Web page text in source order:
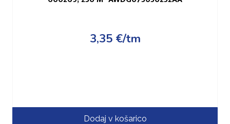
3,35 €/tm
Dodaj v košarico